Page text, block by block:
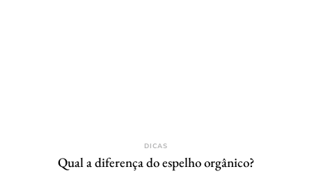
DICAS
Qual a diferença do espelho orgânico?